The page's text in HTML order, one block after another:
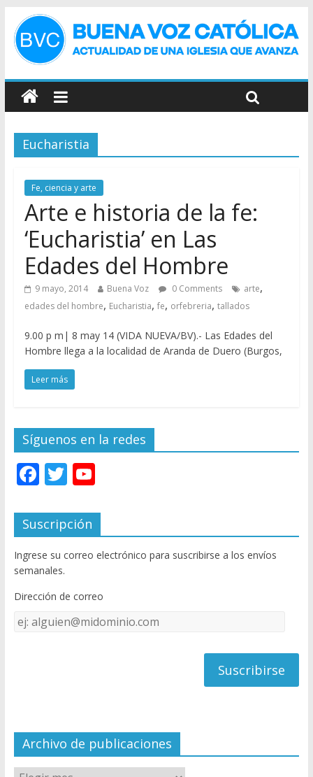
Eucharistia
Fe, ciencia y arte
Arte e historia de la fe:
‘Eucharistia’ en Las
Edades del Hombre
9 mayo, 2014 Buena Voz 0 Comments arte,
edades del hombre, Eucharistia, fe, orfebreria, tallados
9.00 p m| 8 may 14 (VIDA NUEVA/BV).- Las Edades del
Hombre llega a la localidad de Aranda de Duero (Burgos,
Leer más
Síguenos en la redes
F
e
b
o
o
k
T
itt
er
Y
u
T
u
e
C
el
Suscripción
Ingrese su correo electrónico para suscribirse a los envíos
semanales.
Dirección de correo
Dirección
de
Archivo de publicaciones